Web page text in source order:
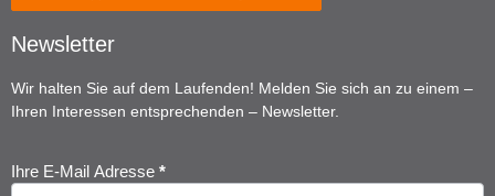
Newsletter
Wir halten Sie auf dem Laufenden! Melden Sie sich an zu einem –
Ihren Interessen entsprechenden – Newsletter.
Newsletter
Ihre E-Mail Adresse *